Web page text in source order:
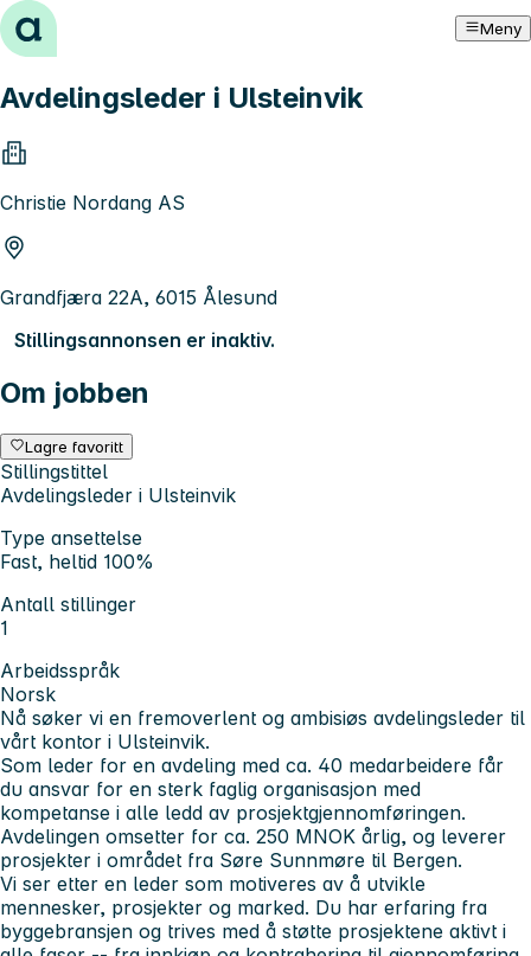
Hopp til innhold Meny
Avdelingsleder i Ulsteinvik
Christie Nordang AS
Grandfjæra 22A, 6015 Ålesund
Stillingsannonsen er inaktiv.
Om jobben
Lagre favoritt
Stillingstittel
Avdelingsleder i Ulsteinvik
Type ansettelse
Fast, heltid 100%
Antall stillinger
1
Arbeidsspråk
Norsk
Nå søker vi en fremoverlent og ambisiøs avdelingsleder til
vårt kontor i Ulsteinvik.
Som leder for en avdeling med ca. 40 medarbeidere får
du ansvar for en sterk faglig organisasjon med
kompetanse i alle ledd av prosjektgjennomføringen.
Avdelingen omsetter for ca. 250 MNOK årlig, og leverer
prosjekter i området fra Søre Sunnmøre til Bergen.
Vi ser etter en leder som motiveres av å utvikle
mennesker, prosjekter og marked. Du har erfaring fra
byggebransjen og trives med å støtte prosjektene aktivt i